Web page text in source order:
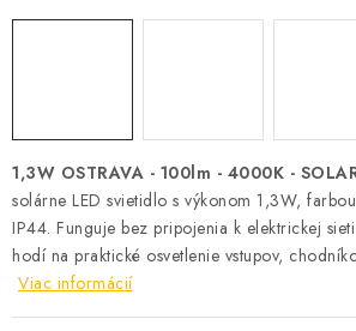
OBCHODNÉ PODMIENKY
O NÁS - MEGALED & JANTON
Reklamácie a formulár na odstúpenie od
Obchodné podmienky
Podmienky
O nás - MEGALED & JANTON Zákamenné
Zľavy pre profíkov
Hodnotenie obchodu
1,3W OSTRAVA - 100lm - 4000K -
solárne LED svietidlo s výkonom 1,3W,
IP44. Funguje bez pripojenia k elektrickej
hodí na praktické osvetlenie vstupov,
Viac informácií